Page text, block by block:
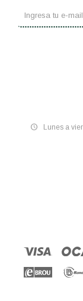
Lunes a